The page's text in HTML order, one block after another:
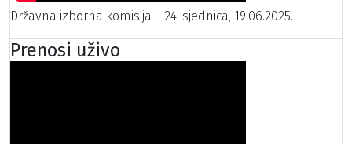
Državna izborna komisija – 24. sjednica, 19.06.2025.
Prenosi uživo